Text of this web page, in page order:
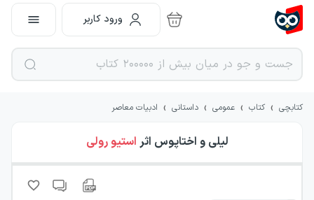
ورود کاربر
کتابچی › کتاب › عمومی › داستانی › ادبیات معاصر
لیلی و اختاپوس اثر استیو رولی